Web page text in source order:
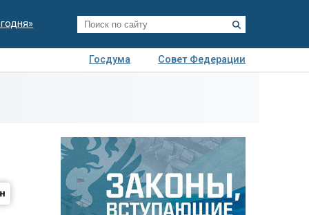
Госдума
Совет Федерации